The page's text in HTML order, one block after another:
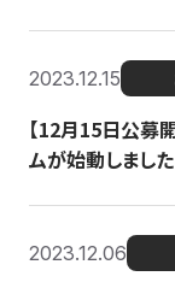
2023.12.15
【12月15日公募
ムが始動しました
2023.12.06